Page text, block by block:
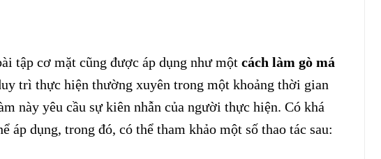
tập cơ mặt cũng được áp dụng như một cách làm gò má
trì thực hiện thường xuyên trong một khoảng thời gian
này yêu cầu sự kiên nhẫn của người thực hiện. Có khá
áp dụng, trong đó, có thể tham khảo một số thao tác sau: